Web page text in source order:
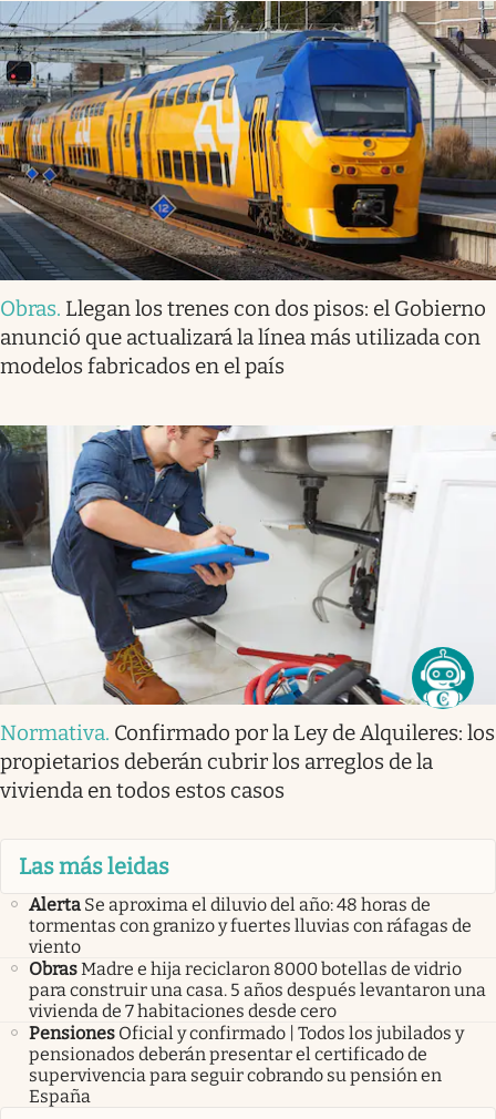
Obras. Llegan los trenes con dos pisos: el Gobierno
anunció que actualizará la línea más utilizada con
modelos fabricados en el país
Normativa. Confirmado por la Ley de Alquileres: los
propietarios deberán cubrir los arreglos de la
vivienda en todos estos casos
Las más leidas
Alerta Se aproxima el diluvio del año: 48 horas de
tormentas con granizo y fuertes lluvias con ráfagas de
viento
ObrasMadre e hija reciclaron 8000 botellas de vidrio
para construir una casa. 5 años después levantaron una
vivienda de 7 habitaciones desde cero
Pensiones Oficial y confirmado | Todos los jubilados y
pensionados deberán presentar el certificado de
supervivencia para seguir cobrando su pensión en
España